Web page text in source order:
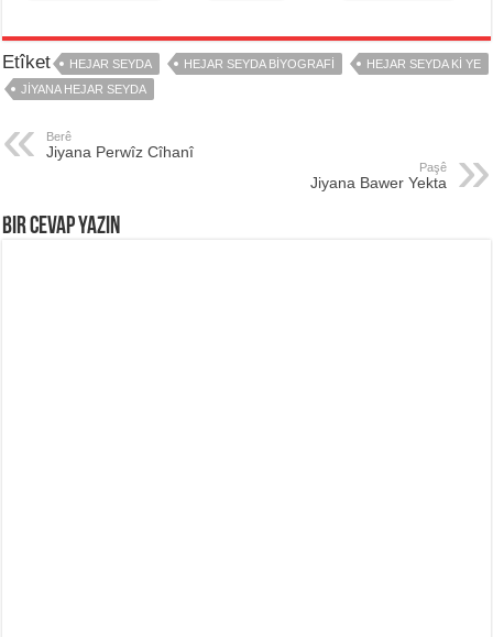
Etîket HEJAR SEYDA HEJAR SEYDA BIYOGRAFI
HEJAR SEYDA KI YE
JIYANA HEJAR SEYDA
Berê
Jiyana Perwîz Cîhanî
Paşê
Jiyana Bawer Yekta
Bir Cevap Yazın